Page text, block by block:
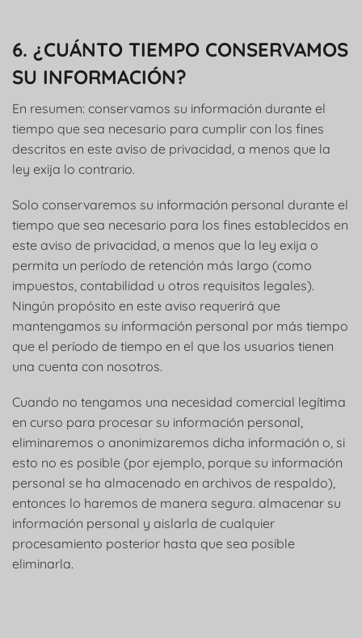
6. ¿CUÁNTO TIEMPO CONSERVAMOS
SU INFORMACIÓN?
En resumen: conservamos su información durante el
tiempo que sea necesario para cumplir con los fines
descritos en este aviso de privacidad, a menos que la
ley exija lo contrario.
Solo conservaremos su información personal durante el
tiempo que sea necesario para los fines establecidos en
este aviso de privacidad, a menos que la ley exija o
permita un período de retención más largo (como
impuestos, contabilidad u otros requisitos legales).
Ningún propósito en este aviso requerirá que
mantengamos su información personal por más tiempo
que el período de tiempo en el que los usuarios tienen
una cuenta con nosotros.
Cuando no tengamos una necesidad comercial legítima
en curso para procesar su información personal,
eliminaremos o anonimizaremos dicha información o, si
esto no es posible (por ejemplo, porque su información
personal se ha almacenado en archivos de respaldo),
entonces lo haremos de manera segura. almacenar su
información personal y aislarla de cualquier
procesamiento posterior hasta que sea posible
eliminarla.